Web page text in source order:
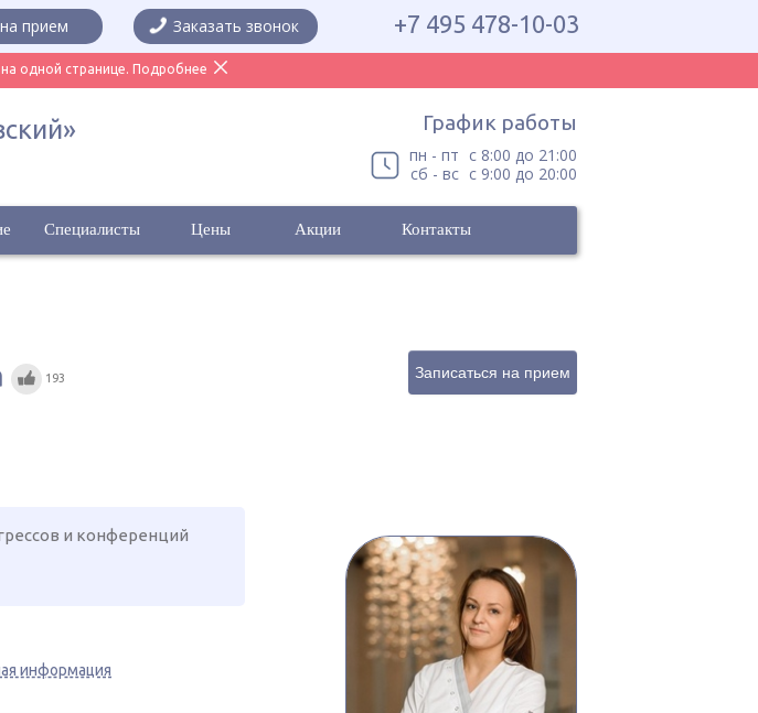
одной странице. Подробнее
прием Заказать звонок +7 495 478-10-03
График работы
пн - пт с 8:00 до 21:00
сб - вс с 9:00 до 20:00
Специалисты Цены Акции Контакты
193 Записаться на прием
и конференций
информация